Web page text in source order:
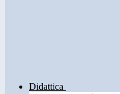
Didattica